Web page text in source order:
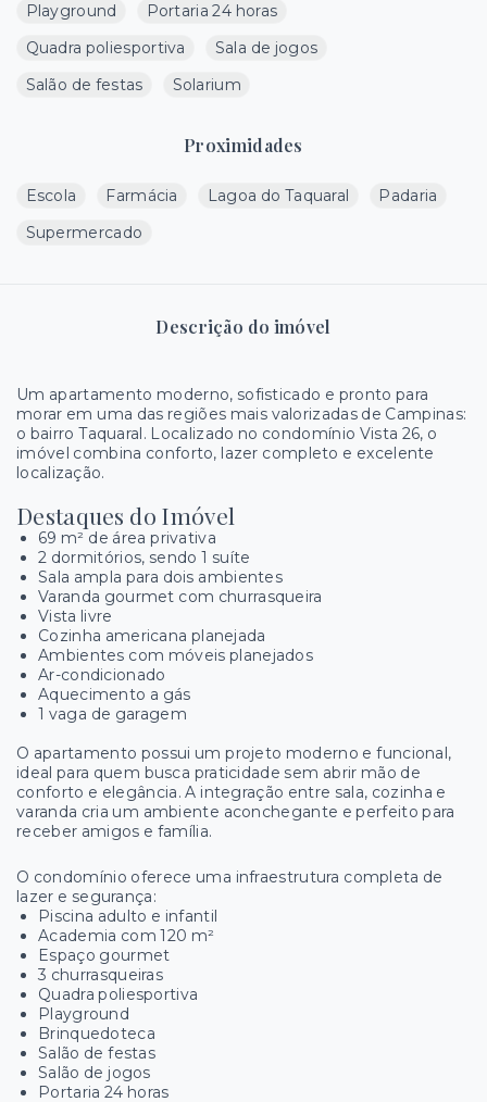
Playground
Portaria 24 horas
Quadra poliesportiva
Sala de jogos
Salão de festas
Solarium
Proximidades
Escola Farmácia Lagoa do Taquaral
Padaria
Supermercado
Descrição do imóvel
Um apartamento moderno, sofisticado e pronto para
morar em uma das regiões mais valorizadas de Campinas:
o bairro Taquaral. Localizado no condomínio Vista 26, o
imóvel combina conforto, lazer completo e excelente
localização.
Destaques do Imóvel
69 m² de área privativa
2 dormitórios, sendo 1 suíte
Sala ampla para dois ambientes
Varanda gourmet com churrasqueira
Vista livre
Cozinha americana planejada
Ambientes com móveis planejados
Ar-condicionado
Aquecimento a gás
1 vaga de garagem
O apartamento possui um projeto moderno e funcional,
ideal para quem busca praticidade sem abrir mão de
conforto e elegância. A integração entre sala, cozinha e
varanda cria um ambiente aconchegante e perfeito para
receber amigos e família.
O condomínio oferece uma infraestrutura completa de
lazer e segurança:
Piscina adulto e infantil
Academia com 120 m²
Espaço gourmet
3 churrasqueiras
Quadra poliesportiva
Playground
Brinquedoteca
Salão de festas
Salão de jogos
Portaria 24 horas